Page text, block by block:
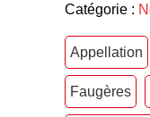
Catégorie :
Appellation
Faugères